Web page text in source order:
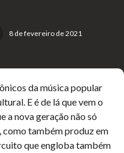
8 de fevereiro de 2021
da música popular
E é de lá que vem o
a nova geração não só
como também produz em
que engloba também